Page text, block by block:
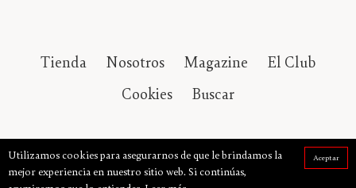
Aceptar
Utilizamos cookies para asegurarnos de que le brindamos la
mejor experiencia en nuestro sitio web. Si continúas,
Tienda Nosotros Magazine
El Club
Cookies
Buscar
Tierras de uva